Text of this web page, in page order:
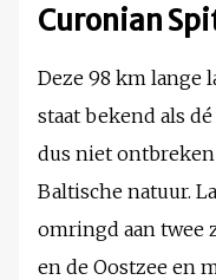
Curonian
Deze 98 km lange
staat bekend als
dus niet
Baltische natuur.
omringd aan twee
en de Oostzee en